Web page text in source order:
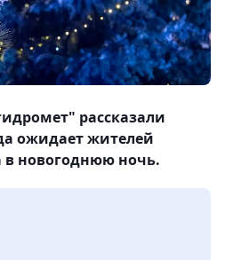
рассказали
ожидает жителей
в новогоднюю ночь.